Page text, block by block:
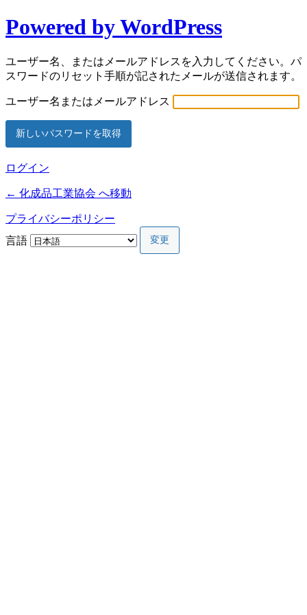
Powered by WordPress
ユーザー名、またはメールアドレスを入力してください。パ
スワードのリセット手順が記されたメールが送信されます。
ユーザー名またはメールアドレス
ログイン
← 化成品工業協会 へ移動
プライバシーポリシー
言語